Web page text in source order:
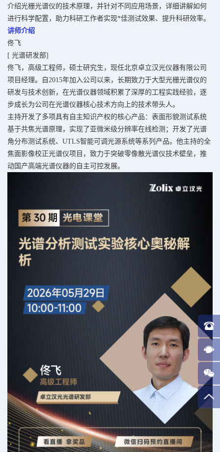
介绍光栅光谱仪的技术原理，并针对不同应用场景，详细讲解如何
进行科学配置，助力科研工作者实现*佳测试效果、提升科研效率。
讲师介绍
佟飞
[ 光谱研发部]
佟飞，高级工程师，硕士研究生，现任北京卓立汉光仪器有限公司
项目经理。自2015年加入公司以来，长期致力于大型光栅光谱仪的
研发与技术创新，在光谱仪器领域积累了深厚的工程实践经验，逐
步成长为公司在光谱仪器核心技术方向上的技术带头人。
主持开发了多项具有自主知识产权的核心产品：表面形貌测试系统
基于共焦光谱原理，实现了亚微米级分辨率在线检测；开发了光谱
角分布测试系统、UTLS智能可调光源系统等系列产品。他主持的全
焦面影像校正光谱仪项目，致力于突破零像散光谱仪技术壁垒，推
动国产高端光谱仪器的自主可控发展。